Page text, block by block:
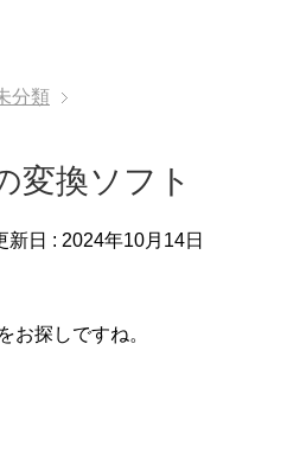
分類
変換ソフト
新日 : 2024年10月14日
お探しですね。